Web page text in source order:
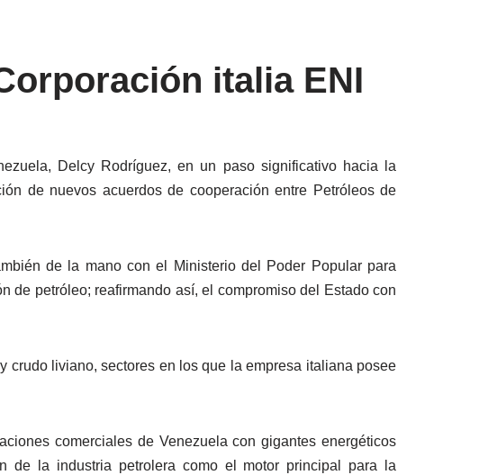
italia ENI
Delcy Rodríguez, en un paso significativo hacia la
de nuevos acuerdos de cooperación entre Petróleos de
de la mano con el Ministerio del Poder Popular para
de petróleo; reafirmando así, el compromiso del Estado con
crudo liviano, sectores en los que la empresa italiana posee
comerciales de Venezuela con gigantes energéticos
de la industria petrolera como el motor principal para la